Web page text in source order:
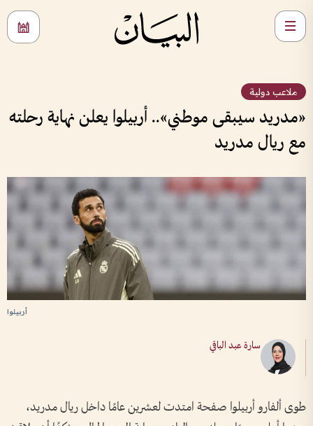
ملاعب دولية
«مدريد سيبقى موطني».. أربيلوا يعلن نهاية رحلته
مع ريال مدريد
أربيلوا
سارة عبد الباقي
طوى ألفارو أربيلوا صفحة امتدت لعشرين عامًا داخل ريال مدريد،